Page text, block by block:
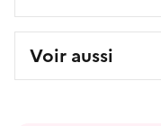
Voir aussi